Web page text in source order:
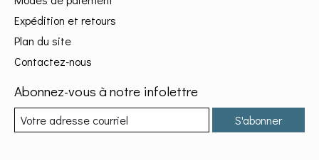
Expédition et retours
Plan du site
Contactez-nous
Abonnez-vous à notre infolettre
S'abonner